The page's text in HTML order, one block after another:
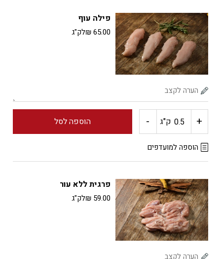
שלם
טרי
פילה עוף
₪65.00 לק"ג
+ כמות
של
עוף
ק"ג - הוספה לסל
הוספה למועדפים
פרגית ללא עור
₪ 59.00 לק"ג